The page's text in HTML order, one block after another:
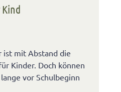
ist mit Abstand die
Kinder. Doch können
vor Schulbeginn